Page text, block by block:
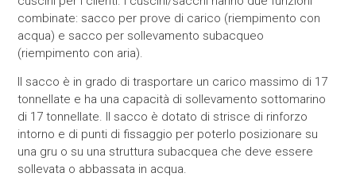
combinate: sacco per prove di carico (riempimento con
acqua) e sacco per sollevamento subacqueo
(riempimento con aria).
Il sacco è in grado di trasportare un carico massimo di 17
tonnellate e ha una capacità di sollevamento sottomarino
di 17 tonnellate. Il sacco è dotato di strisce di rinforzo
intorno e di punti di fissaggio per poterlo posizionare su
una gru o su una struttura subacquea che deve essere
sollevata o abbassata in acqua.